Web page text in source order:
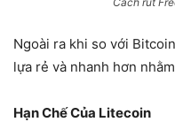
Ngoài ra khi so với
lựa rẻ và nhanh hơn
Hạn Chế Của Litecoin